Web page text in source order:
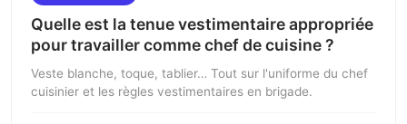
Quelle est la tenue vestimentaire appropriée
pour travailler comme chef de cuisine ?
Veste blanche, toque, tablier… Tout sur l'uniforme du chef
cuisinier et les règles vestimentaires en brigade.